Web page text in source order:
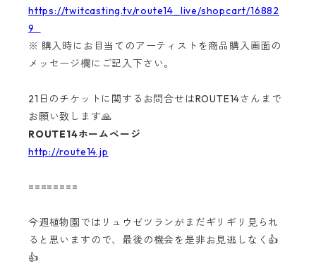
https://twitcasting.tv/route14_live/shopcart/16882
9
※ 購入時にお目当てのアーティストを商品購入画面の
メッセージ欄にご記入下さい。
21日のチケットに関するお問合せはROUTE14さんまで
お願い致します🙏
ROUTE14ホームページ
http://route14.jp
========
今週植物園ではリュウゼツランがまだギリギリ見られ
ると思いますので、最後の機会を是非お見逃しなく👍
👍